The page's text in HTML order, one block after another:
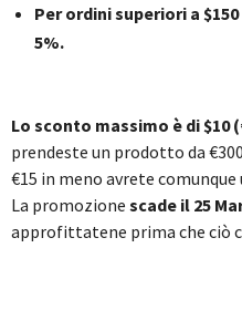
Per ordini superiori a
5%.
Lo sconto massimo è di $10
prendeste un prodotto da
€15 in meno avrete
La promozione scade il 25
approfittatene prima che ciò